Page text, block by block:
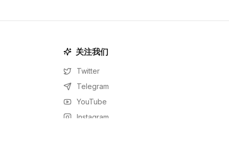
关注我们
Twitter
Telegram
YouTube
Instagram